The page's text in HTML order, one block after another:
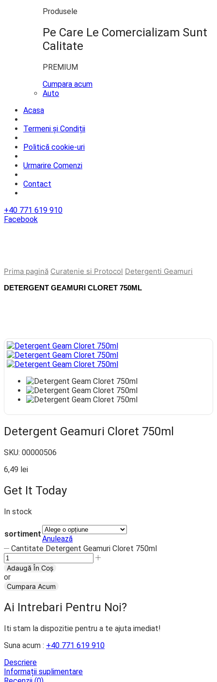
Produsele
Pe Care Le Comercializam Sunt
Calitate
PREMIUM
Cumpara acum
Auto
Acasa
Termeni și Condiții
Politică cookie-uri
Urmarire Comenzi
Contact
+40 771 619 910
Facebook
Prima pagină Curatenie si Protocol Detergenti Geamuri
DETERGENT GEAMURI CLORET 750ML
Detergent Geamuri Cloret 750ml
SKU: 00000506
6,49 lei
Get It Today
In stock
sortiment
Anulează
Cantitate Detergent Geamuri Cloret 750ml
Adaugă În Coș
or
Cumpara Acum
Ai Intrebari Pentru Noi?
Iti stam la dispozitie pentru a te ajuta imediat!
Suna acum : +40 771 619 910
Descriere
Informații suplimentare